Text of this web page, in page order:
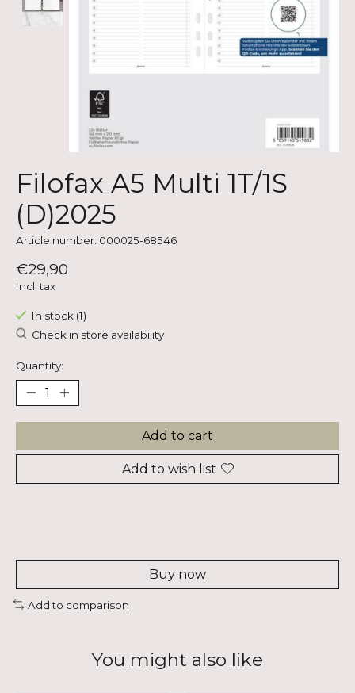
Filofax A5 Multi 1T/1S
(D)2025
Article number: 000025-68546
€29,90
Incl. tax
In stock (1)
Check in store availability
Quantity:
Add to cart
Add to wish list
Buy now
Add to comparison
You might also like